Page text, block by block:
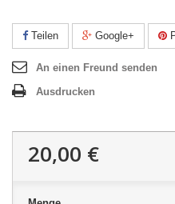
Teilen Google+
An einen Freund senden
Ausdrucken
20,00 €